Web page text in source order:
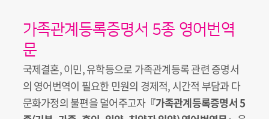
가족관계등록증명서 5종 영어번역
문
국제결혼, 이민, 유학등으로 가족관계등록 관련 증명서
의 영어번역이 필요한 민원의 경제적, 시간적 부담과 다
문화가정의 불편을 덜어주고자『가족관계등록증명서 5